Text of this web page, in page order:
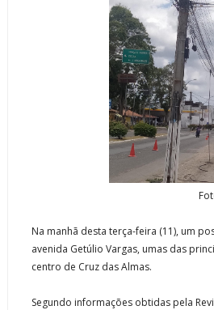
Foto:
Na manhã desta terça-feira (11), um
avenida Getúlio Vargas, umas das
centro de Cruz das Almas.
Segundo informações obtidas pela